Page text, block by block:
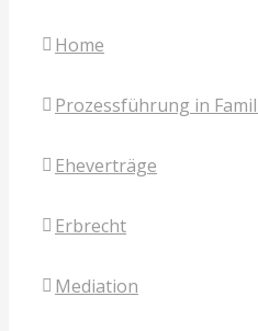
Home
Prozessführung in
Eheverträge
Erbrecht
Mediation